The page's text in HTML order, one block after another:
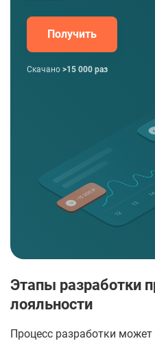
Получить
Скачано >15 000 раз
Этапы разработки
лояльности
Процесс разработки